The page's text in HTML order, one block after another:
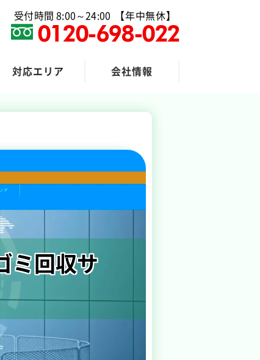
受付時間 8:00～24:00 【年中無休】
0120-698-022
対応エリア 会社情報
ミ回収サ